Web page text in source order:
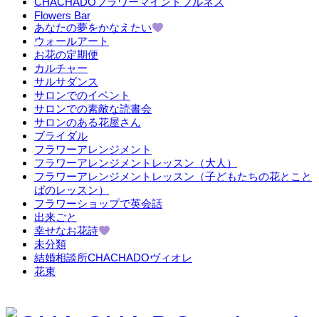
Flowers Bar
あなたの夢をかなえたい
ウォールアート
お花の定期便
カルチャー
サルサダンス
サロンでのイベント
サロンでの素敵な読書会
サロンのある花屋さん
ブライダル
フラワーアレンジメント
フラワーアレンジメントレッスン（大人）
フラワーアレンジメントレッスン（子どもたちの花とこと
ばのレッスン）
フラワーショップで英会話
出来ごと
幸せなお花詩
未分類
結婚相談所CHACHADOヴィオレ
花束